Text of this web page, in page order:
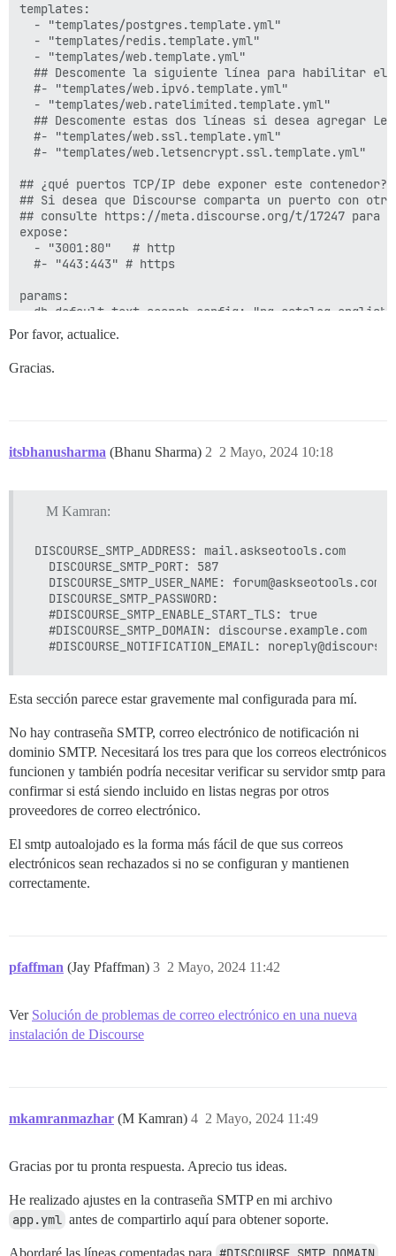
templates:
  - "templates/postgres.template.yml"
  - "templates/redis.template.yml"
  - "templates/web.template.yml"
## Descomente la siguiente línea para habilitar el
  #- "templates/web.ipv6.template.yml"
  - "templates/web.ratelimited.template.yml"
## Descomente estas dos líneas si desea agregar
  #- "templates/web.ssl.template.yml"
  #- "templates/web.letsencrypt.ssl.template.yml"
## ¿qué puertos TCP/IP debe exponer este contenedor?
## Si desea que Discourse comparta un puerto con
## consulte https://meta.discourse.org/t/17247 para
expose:
  - "3001:80"   # http
  #- "443:443" # https
params:
  db_default_text_search_config: "pg_catalog.english"
## Establezca db_shared_buffers en un máximo del
## será configurado automáticamente por bootstrap
  #db_shared_buffers: "256MB"
## ¿Qué revisión de Git debe usar este contenedor?
env:
  LC_ALL: en_US.UTF-8
  LANGUAGE: en_US.UTF-8
  # DISCOURSE_DEFAULT_LOCALE: en
## ¿Cuántas solicitudes web concurrentes se
## será configurado automáticamente por bootstrap
  #UNICORN_WORKERS: 3
  DISCOURSE_HOSTNAME: 'forum.askseotools.com'
## Descomente si desea que el contenedor se inicie
## nombre de host (-h) que se especifica arriba
  #DOCKER_USE_HOSTNAME: true
## TODO: Lista de correos electrónicos separados
## en el registro inicial, ejemplo
## TODO: El servidor de correo SMTP utilizado
# Se requieren la DIRECCIÓN SMTP, el nombre de
# ADVERTENCIA: el carácter '#' en la contraseña
#DISCOURSE_SMTP_ENABLE_START_TLS: true           #
## Si agregó la plantilla Lets Encrypt,
  #LETSENCRYPT_ACCOUNT_EMAIL: me@example.com
  #DISCOURSE_MAXMIND_LICENSE_KEY: 1234567890123456
## El contenedor Docker no tiene estado; todos los
volumes:
      host: /var/discourse/shared/standalone
Por favor, actualice.
Gracias.
itsbhanusharma (Bhanu Sharma) 2 Mayo, 2024 10:18
2
M Kamran:
DISCOURSE_SMTP_ADDRESS: mail.askseotools.com
  DISCOURSE_SMTP_PORT: 587
  DISCOURSE_SMTP_USER_NAME: forum@askseotools.com
  DISCOURSE_SMTP_PASSWORD:
#DISCOURSE_SMTP_ENABLE_START_TLS: true
#DISCOURSE_SMTP_DOMAIN: discourse.example.com
Esta sección parece estar gravemente mal configurada para mí.
No hay contraseña SMTP, correo electrónico de notificación ni
dominio SMTP. Necesitará los tres para que los correos electrónicos
funcionen y también podría necesitar verificar su servidor smtp para
confirmar si está siendo incluido en listas negras por otros
proveedores de correo electrónico.
El smtp autoalojado es la forma más fácil de que sus correos
electrónicos sean rechazados si no se configuran y mantienen
correctamente.
pfaffman (Jay Pfaffman) 2 Mayo, 2024 11:42
3
Ver Solución de problemas de correo electrónico en una nueva
instalación de Discourse
mkamranmazhar (M Kamran) 2 Mayo, 2024 11:49
4
Gracias por tu pronta respuesta. Aprecio tus ideas.
He realizado ajustes en la contraseña SMTP en mi archivo
app.yml antes de compartirlo aquí para obtener soporte.